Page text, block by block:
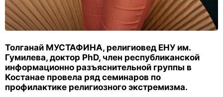
Толганай МУСТАФИНА, религиовед ЕНУ им.
Гумилева, доктор PhD, член республиканской
информационно разъяснительной группы в
Костанае провела ряд семинаров по
профилактике религиозного экстремизма.